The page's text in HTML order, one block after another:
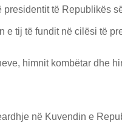
të Republikës
e tij të fundit në cilësi të
himnit kombëtar dhe
në Kuvendin e